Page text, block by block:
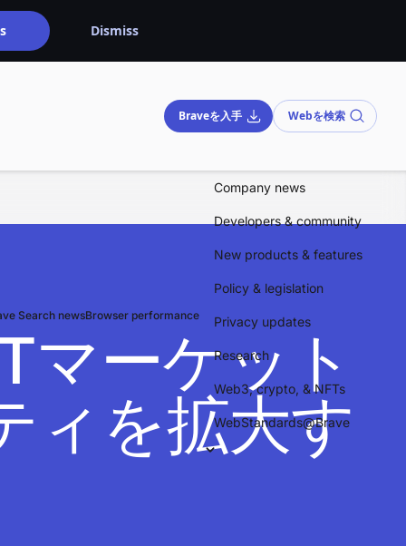
Dismiss
Braveを入手 Webを検索
Search newsBrowser performance
Company news
Developers & community
New products & features
Policy & legislation
Privacy updates
Research
Web3, crypto, & NFTs
WebStandards@Brave
マーケット
ィを拡大す